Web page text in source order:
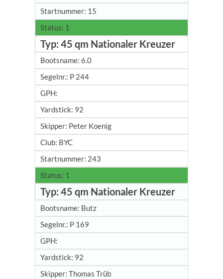
15
1
45 qm Nationaler Kreuzer
6.0
P 244
92
Peter Koenig
BYC
243
1
45 qm Nationaler Kreuzer
Butz
P 169
92
Thomas Trüb